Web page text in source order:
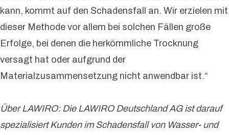
kann, kommt auf den Schadensfall an. Wir erzielen mit
dieser Methode vor allem bei solchen Fällen große
Erfolge, bei denen die herkömmliche Trocknung
versagt hat oder aufgrund der
Materialzusammensetzung nicht anwendbar ist.“
Über LAWIRO: Die LAWIRO Deutschland AG ist darauf
spezialisiert Kunden im Schadensfall von Wasser- und